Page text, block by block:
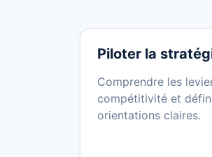
Piloter la
Comprendre les
compétitivité et
orientations claires.